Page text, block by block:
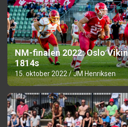
NM-finalen 2022: Oslo
1814s
15. oktober 2022 JM Henriksen